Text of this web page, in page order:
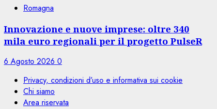
Romagna
Innovazione e nuove imprese: oltre 340
mila euro regionali per il progetto PulseR
6 Agosto 2026 0
Privacy, condizioni d’uso e informativa sui cookie
Chi siamo
Area riservata